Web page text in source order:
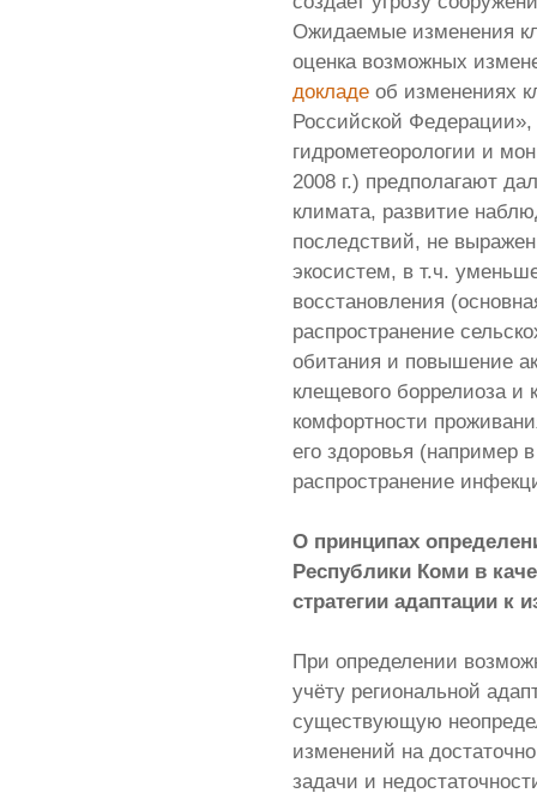
Ожидаемые изменения
оценка возможных
докладе об изменениях
Российской
гидрометеорологии и
2008 г.) предполагают
климата, развитие
последствий, не
экосистем, в т.ч.
восстановления
распространение
обитания и повышение
клещевого боррелиоза
комфортности
его здоровья (например
распространение
О принципах
Республики Коми в
стратегии адаптации к
При определении
учёту региональной
существующую
изменений на
задачи и